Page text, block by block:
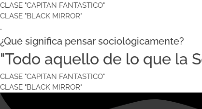
CLASE "CAPITAN FANTASTICO"
CLASE "BLACK MIRROR"
.
¿Qué significa pensar sociológicamente?
"Todo aquello de lo que la
CLASE "CAPITAN FANTASTICO"
CLASE "BLACK MIRROR"